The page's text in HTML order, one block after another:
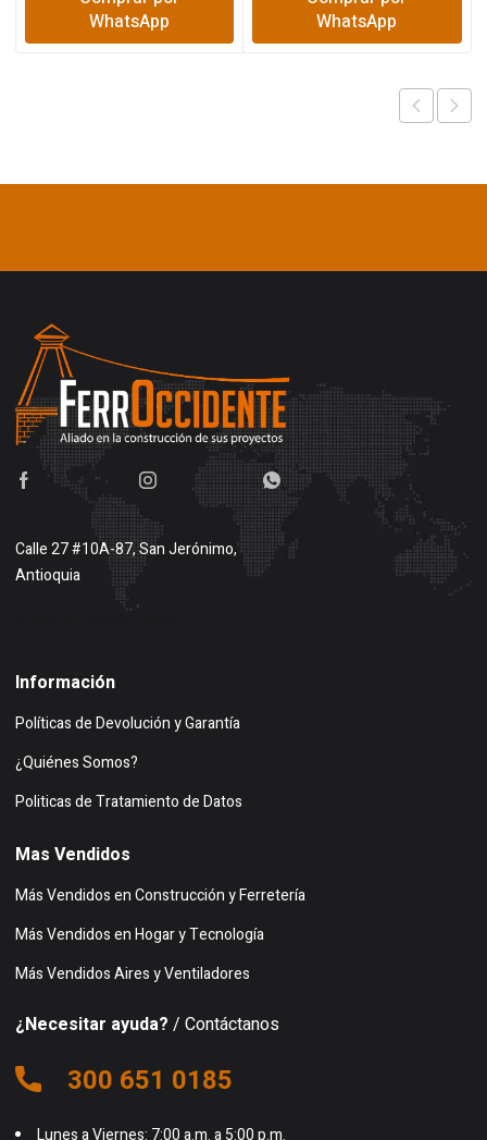
WhatsApp
WhatsApp
Calle 27 #10A-87, San Jerónimo,
Antioquia
Información
Políticas de Devolución y Garantía
¿Quiénes Somos?
Politicas de Tratamiento de Datos
Mas Vendidos
Más Vendidos en Construcción y Ferretería
Más Vendidos en Hogar y Tecnología
Más Vendidos Aires y Ventiladores
¿Necesitar ayuda? / Contáctanos
300 651 0185
Lunes a Viernes: 7:00 a.m. a 5:00 p.m.